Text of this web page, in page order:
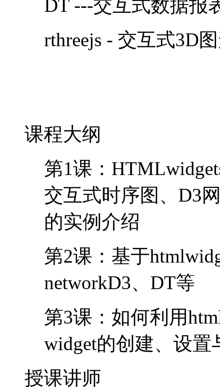
DT ---交互式数据报
rthreejs - 交互式3D
课程大纲
第1课：
交互式时序图、D3
的实例介绍
第2课：基于
networkD3、DT等
第3课：如何利用
widget的创建、设置
授课讲师